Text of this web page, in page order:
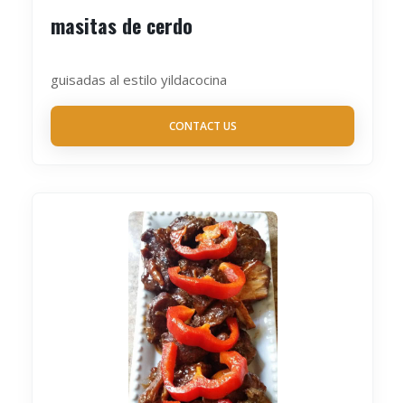
masitas de cerdo
guisadas al estilo yildacocina
CONTACT US